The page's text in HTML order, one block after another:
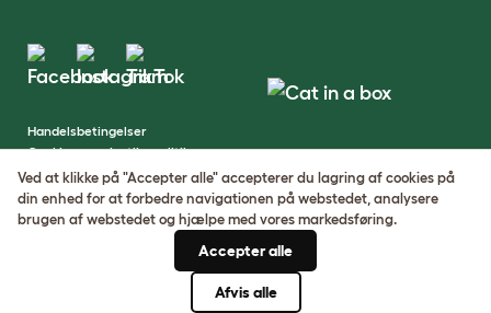
Handelsbetingelser
Cookie- og privatlivspolitik
Cookie Settings
Sitemap
Virksomhedens registreringsnummer:
Ved at klikke på "Accepter alle" accepterer du lagring af cookies på
din enhed for at forbedre navigationen på webstedet, analysere
brugen af ​​webstedet og hjælpe med vores markedsføring.
Accepter alle
Afvis alle